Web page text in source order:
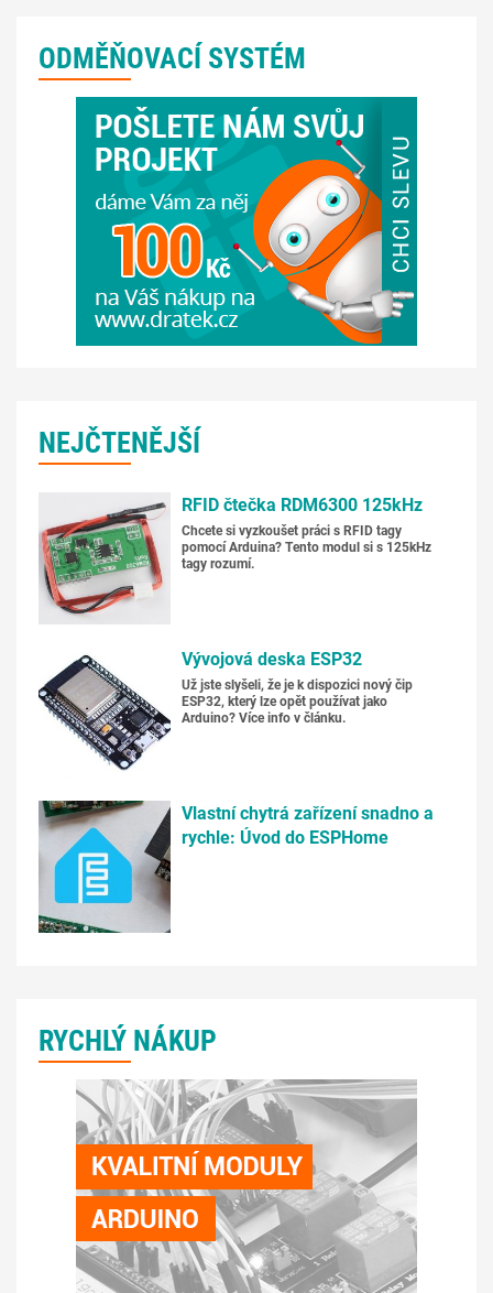
ODMĚŇOVACÍ SYSTÉM
NEJČTENĚJŠÍ
RFID čtečka RDM6300 125kHz
Chcete si vyzkoušet práci s RFID tagy
pomocí Arduina? Tento modul si s 125kHz
tagy rozumí.
Vývojová deska ESP32
Už jste slyšeli, že je k dispozici nový čip
ESP32, který lze opět používat jako
Arduino? Více info v článku.
Vlastní chytrá zařízení snadno a
rychle: Úvod do ESPHome
RYCHLÝ NÁKUP